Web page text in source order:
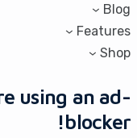
Blog
Features
Shop
using an ad-
blocker!